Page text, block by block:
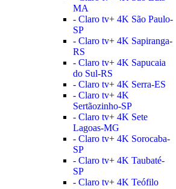
MA
- Claro tv+ 4K São Paulo-
SP
- Claro tv+ 4K Sapiranga-
RS
- Claro tv+ 4K Sapucaia
do Sul-RS
- Claro tv+ 4K Serra-ES
- Claro tv+ 4K
Sertãozinho-SP
- Claro tv+ 4K Sete
Lagoas-MG
- Claro tv+ 4K Sorocaba-
SP
- Claro tv+ 4K Taubaté-
SP
- Claro tv+ 4K Teófilo